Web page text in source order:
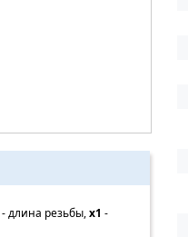
- длина резьбы,x1 -